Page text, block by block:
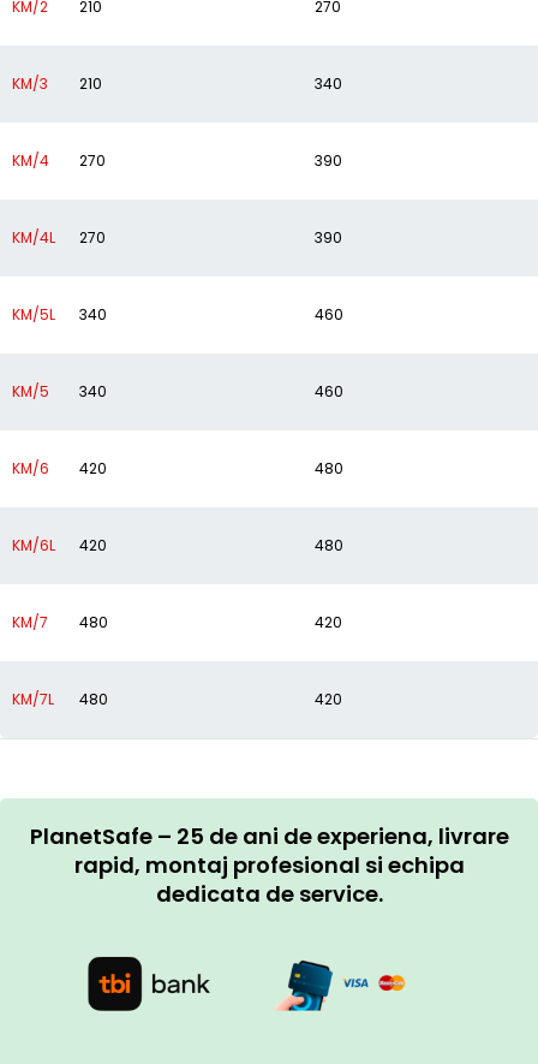
KM/2 210 270
KM/3 210 340
KM/4 270 390
KM/4L 270 390
KM/5L 340 460
KM/5 340 460
KM/6 420 480
KM/6L 420 480
KM/7 480 420
KM/7L 480 420
PlanetSafe – 25 de ani de experiena, livrare
rapid, montaj profesional si echipa
dedicata de service.